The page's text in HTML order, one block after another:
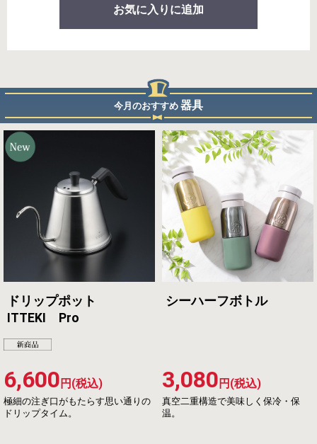
お気に入りに追加
今月のおすすめ 器具
ドリップポット
ITTEKI Pro
極細の注ぎ口がもたらす思い通りの
ドリップタイム。
6,600 円(税込)
シーハーフボトル
真空二重構造で美味しく保冷・保
温。
3,080 円(税込)